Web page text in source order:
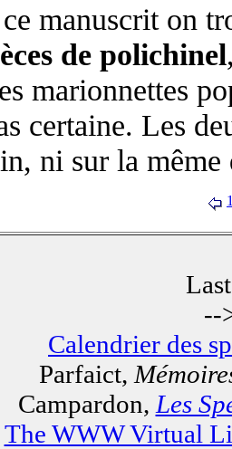
manuscrit on
de polichinel
marionnettes
certaine. Les
ni sur la même
--
Calendrier des
Parfaict,
Campardon, Les
The WWW Virtual